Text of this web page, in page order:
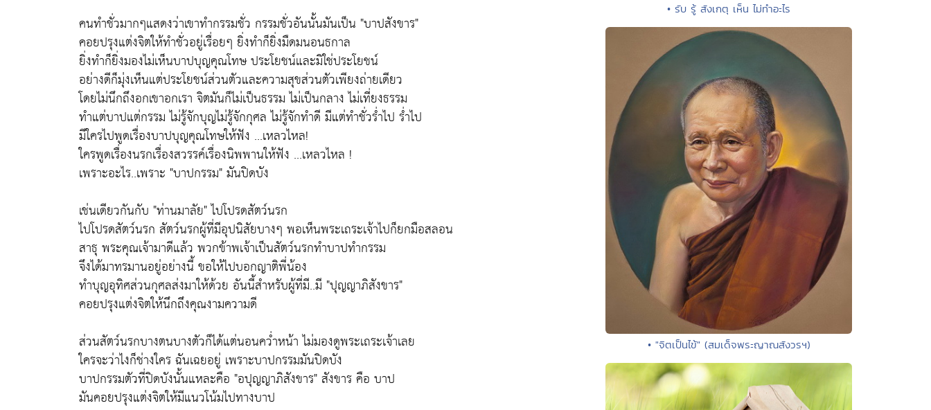
คนทำชั่วมากๆแสดงว่าเขาทำกรรมชั่ว กรรมชั่วอันนั้นมันเป็น "บาปสังขาร"
คอยปรุงแต่งจิตให้ทำชั่วอยู่เรื่อยๆ ยิ่งทำก็ยิ่งมืดมนอนธกาล
ยิ่งทำก็ยิ่งมองไม่เห็นบาปบุญคุณโทษ ประโยชน์และมิใช่ประโยชน์
อย่างดีก็มุ่งเห็นแต่ประโยชน์ส่วนตัวและความสุขส่วนตัวเพียงถ่ายเดียว
โดยไม่นึกถึงอกเขาอกเรา จิตมันก็ไม่เป็นธรรม ไม่เป็นกลาง ไม่เที่ยงธรรม
ทำแต่บาปแต่กรรม ไม่รู้จักบุญไม่รู้จักกุศล ไม่รู้จักทำดี มีแต่ทำชั่วร่ำไป ร่ำไป
มีใครไปพูดเรื่องบาปบุญคุณโทษให้ฟัง ...เหลวไหล!
ใครพูดเรื่องนรกเรื่องสวรรค์เรื่องนิพพานให้ฟัง ...เหลวไหล !
เพราะอะไร..เพราะ "บาปกรรม" มันปิดบัง
เช่นเดียวกันกับ "ท่านมาลัย" ไปโปรดสัตว์นรก
ไปโปรดสัตว์นรก สัตว์นรกผู้ที่มีอุปนิสัยบางๆ พอเห็นพระเถระเจ้าไปก็ยกมือสลอน
สาธุ พระคุณเจ้ามาดีแล้ว พวกข้าพเจ้าเป็นสัตว์นรกทำบาปทำกรรม
จึงได้มาทรมานอยู่อย่างนี้ ขอให้ไปบอกญาติพี่น้อง
ทำบุญอุทิศส่วนกุศลส่งมาให้ด้วย อันนี้สำหรับผู้ที่มี..มี "ปุญญาภิสังขาร"
คอยปรุงแต่งจิตให้นึกถึงคุณงามความดี
ส่วนสัตว์นรกบางตนบางตัวก็ได้แต่นอนคว่ำหน้า ไม่มองดูพระเถระเจ้าเลย
ใครจะว่าไงก็ช่างใคร ฉันเฉยอยู่ เพราะบาปกรรมมันปิดบัง
บาปกรรมตัวที่ปิดบังนั้นแหละคือ "อปุญญาภิสังขาร" สังขาร คือ บาป
มันคอยปรุงแต่งจิตให้มีแนวโน้มไปทางบาป
• รับ รู้ สังเกตุ เห็น ไม่ทำอะไร
• "จิตเป็นไข้" (สมเด็จพระญาณสังวรฯ)